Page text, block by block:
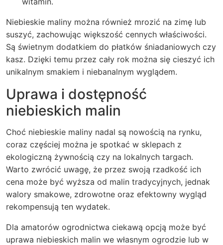
Niebieskie maliny można również mrozić na zimę lub
suszyć, zachowując większość cennych właściwości.
Są świetnym dodatkiem do płatków śniadaniowych czy
kasz. Dzięki temu przez cały rok można się cieszyć ich
unikalnym smakiem i niebanalnym wyglądem.
Uprawa i dostępność
niebieskich malin
Choć niebieskie maliny nadal są nowością na rynku,
coraz częściej można je spotkać w sklepach z
ekologiczną żywnością czy na lokalnych targach.
Warto zwrócić uwagę, że przez swoją rzadkość ich
cena może być wyższa od malin tradycyjnych, jednak
walory smakowe, zdrowotne oraz efektowny wygląd
rekompensują ten wydatek.
Dla amatorów ogrodnictwa ciekawą opcją może być
uprawa niebieskich malin we własnym ogrodzie lub w